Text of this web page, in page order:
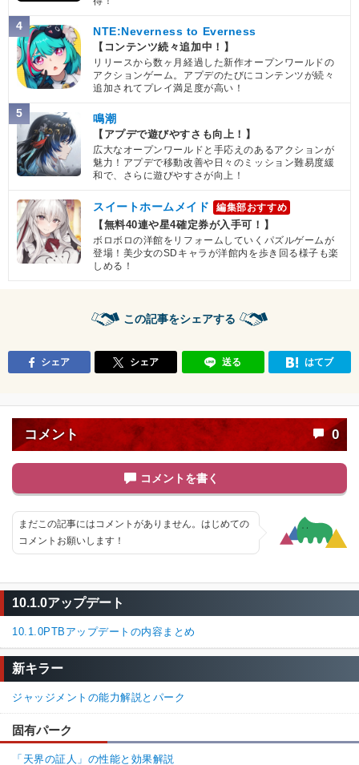
4 NTE:Neverness to Everness
【コンテンツ続々追加中！】
リリースから数ヶ月経過した新作オープンワールドの
アクションゲーム。アプデのたびにコンテンツが続々
追加されてプレイ満足度が高い！
5 鳴潮
【アプデで遊びやすさも向上！】
広大なオープンワールドと手応えのあるアクションが
魅力！アプデで移動改善や日々のミッション難易度緩
和で、さらに遊びやすさが向上！
スイートホームメイド 編集部おすすめ
【無料40連や星4確定券が入手可！】
ボロボロの洋館をリフォームしていくパズルゲームが
登場！美少女のSDキャラが洋館内を歩き回る様子も楽
しめる！
この記事をシェアする
シェア シェア 送る はてブ
コメント 0
コメントを書く
まだこの記事にはコメントがありません。はじめての
コメントお願いします！
10.1.0アップデート
10.1.0PTBアップデートの内容まとめ
新キラー
ジャッジメントの能力解説とパーク
固有パーク
「天界の証人」の性能と効果解説